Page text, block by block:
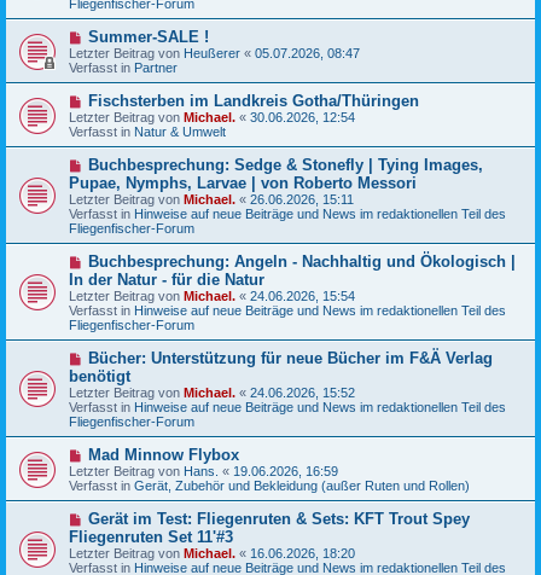
a
g
r
B
e
i
t
r
g
Fliegenfischer-Forum
N
e
u
e
B
e
i
t
a
g
Summer-SALE !
Letzter Beitrag von Heußerer « 05.07.2026, 08:47
Verfasst in Partner
N
e
u
e
B
e
i
t
r
a
g
Fischsterben im Landkreis Gotha/Thüringen
Letzter Beitrag von Michael. « 30.06.2026, 12:54
Verfasst in Natur & Umwelt
N
u
e
r
B
e
t
r
a
g
Buchbesprechung: Sedge & Stonefly | Tying Images,
Pupae, Nymphs, Larvae | von Roberto Messori
Letzter Beitrag von Michael. « 26.06.2026, 15:11
Verfasst in Hinweise auf neue Beiträge und News im redaktionellen Teil des
Fliegenfischer-Forum
N
u
e
r
B
e
t
r
a
g
Buchbesprechung: Angeln - Nachhaltig und Ökologisch |
In der Natur - für die Natur
Letzter Beitrag von Michael. « 24.06.2026, 15:54
Verfasst in Hinweise auf neue Beiträge und News im redaktionellen Teil des
Fliegenfischer-Forum
N
u
e
r
B
e
t
r
a
g
Bücher: Unterstützung für neue Bücher im F&Ä Verlag
benötigt
Letzter Beitrag von Michael. « 24.06.2026, 15:52
Verfasst in Hinweise auf neue Beiträge und News im redaktionellen Teil des
Fliegenfischer-Forum
N
e
u
e
B
e
i
t
Mad Minnow Flybox
Letzter Beitrag von Hans. « 19.06.2026, 16:59
Verfasst in Gerät, Zubehör und Bekleidung (außer Ruten und Rollen)
N
e
u
e
Gerät im Test: Fliegenruten & Sets: KFT Trout Spey
Fliegenruten Set 11'#3
Letzter Beitrag von Michael. « 16.06.2026, 18:20
Verfasst in Hinweise auf neue Beiträge und News im redaktionellen Teil des